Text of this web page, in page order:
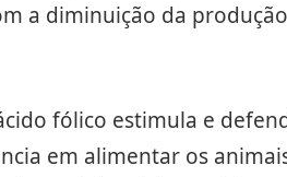
a diminuição da
fólico estimula e
em alimentar os